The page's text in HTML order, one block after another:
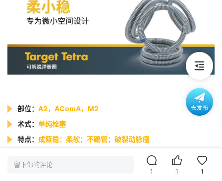
部位： A2，AComA，M2
术式： 单纯栓塞
特点： 成篮稳：柔软；不踢管；破裂动脉瘤
留下你的评论
1 1 1